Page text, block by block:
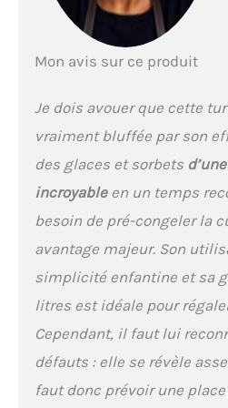
shake
et
en y
60 dB,
Mon avis sur ce produit
Je dois avouer que cette
vraiment bluffée par son
des glaces et sorbets
incroyableen un temps
besoin de pré-congeler la
avantage majeur. Son
simplicité enfantine et sa
litres est idéale pour
Cependant, il faut lui
défauts : elle se révèle
faut donc prévoir une